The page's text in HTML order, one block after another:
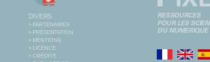
DIVERS
> PARTENAIRES
> PRÉSENTATION
> MENTIONS
> LICENCE
> CRÉDITS